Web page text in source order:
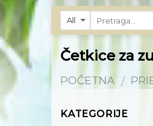
Četkice za
POČETNA /
KATEGORIJE